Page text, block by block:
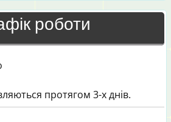
роботи
протягом 3-х днів.